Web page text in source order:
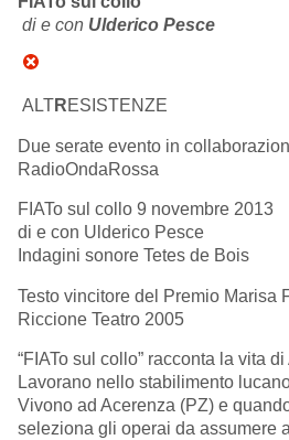
di e con Ulderico Pesce
ALTRESISTENZE
Due serate evento in
RadioOndaRossa
FIATo sul collo 9 novembre 2013
di e con Ulderico Pesce
Indagini sonore Tetes de Bois
Testo vincitore del Premio Marisa
Riccione Teatro 2005
“FIATo sul collo” racconta la vita
Lavorano nello stabilimento
Vivono ad Acerenza (PZ) e
seleziona gli operai da assumere